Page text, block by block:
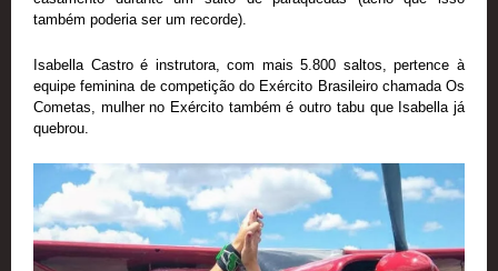
também poderia ser um recorde).
Isabella Castro é instrutora, com mais 5.800 saltos, pertence à
equipe feminina de competição do Exército Brasileiro chamada Os
Cometas, mulher no Exército também é outro tabu que Isabella já
quebrou.